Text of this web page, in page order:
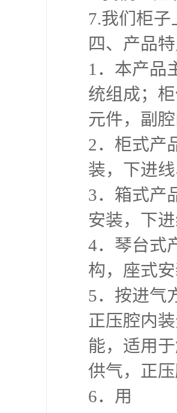
7.我们柜
四、产品
1．本产品
统组成；
元件，副
2．柜式产
装，下进
3．箱式产
安装，下
4．琴台式
构，座式
5．按进气
正压腔内
能，适用
供气，正
6．用